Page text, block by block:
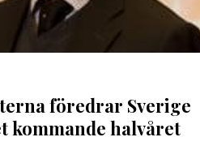
föredrar Sverige
kommande halvåret